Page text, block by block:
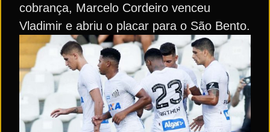
cobrança, Marcelo Cordeiro venceu
Vladimir e abriu o placar para o São Bento.